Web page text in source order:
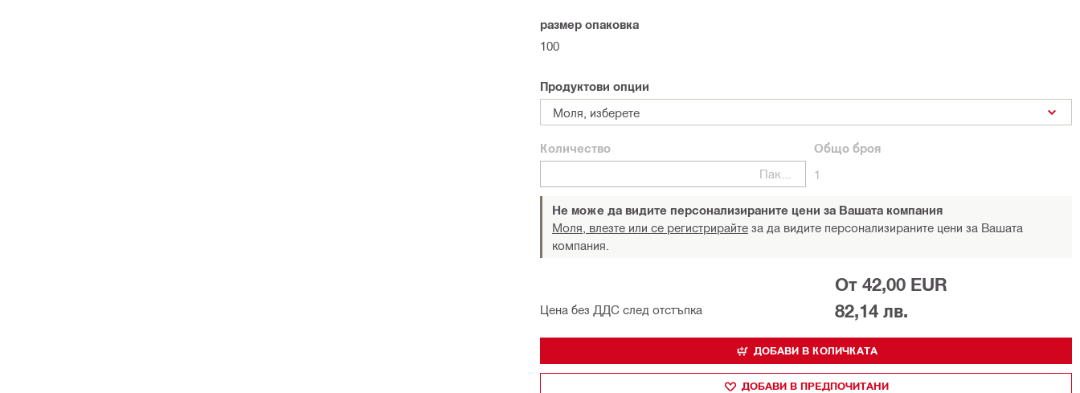
размер опаковка
100
Продуктови опции
Моля, изберете
Количество
Общо броя
1
Не може да видите персонализираните цени за Вашата компания
Моля, влезте или се регистрирайте за да видите персонализираните цени за Вашата
компания.
Цена без ДДС след отстъпка
От 42,00 EUR
82,14 лв.
ДОБАВИ В КОЛИЧКАТА
ДОБАВИ В ПРЕДПОЧИТАНИ